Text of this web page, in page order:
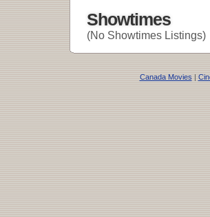
Showtimes
(No Showtimes Listings)
Canada Movies|